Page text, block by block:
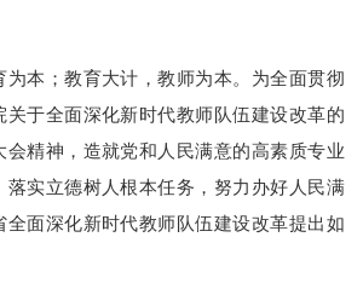
本；教育大计，教师为本。为全面贯彻
关于全面深化新时代教师队伍建设改革的
会精神，造就党和人民满意的高素质专业
落实立德树人根本任务，努力办好人民满
全面深化新时代教师队伍建设改革提出如